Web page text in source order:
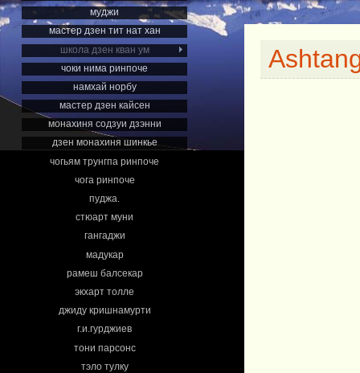
муджи
мастер дзен тит нат хан
школа дзен кван ум
чоки нима ринпоче
намхай норбу
мастер дзен кайсен
монахиня содзуи дзэнни
дзен монахиня шинкье
чогьям трунгпа ринпоче
чога ринпоче
пуджа.
стюарт муни
гангаджи
мадукар
рамеш балсекар
экхарт толле
джиду кришнамурти
г.и.гурджиев
тони парсонс
тэло тулку